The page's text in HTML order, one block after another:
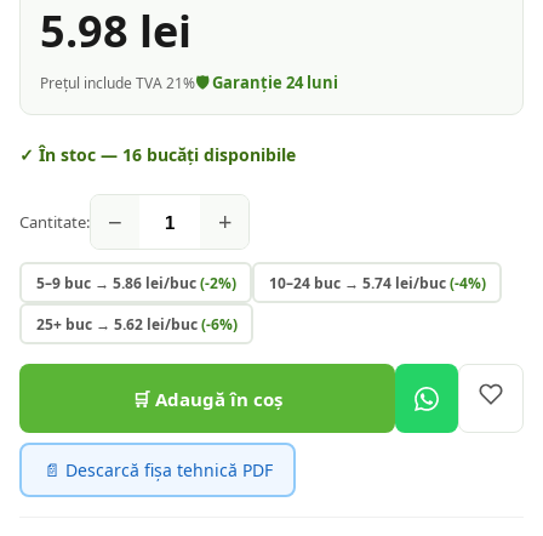
5.98 lei
Prețul include TVA 21%🛡️ Garanție 24luni
✓ În stoc — 16 bucăți disponibile
Cantitate: − +
5–9 buc→ 5.86lei/buc(-2%) 10–24 buc→ 5.74lei/buc(-4%)
25+ buc→ 5.62lei/buc(-6%)
🛒 Adaugă în coș
📄 Descarcă fișa tehnică PDF